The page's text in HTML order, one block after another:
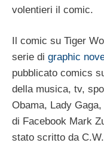
volentieri il comic.
Il comic su Tiger
serie di graphic
pubblicato comics
della musica, tv,
Obama, Lady
di Facebook Mark
stato scritto da